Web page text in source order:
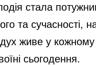
стала
та сучасності,
живе у кожному
сьогодення.